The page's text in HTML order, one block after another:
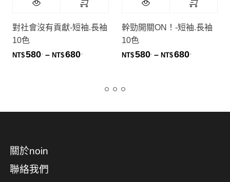
對社會沒有貢獻-短袖.長袖
10色
NT$580 – NT$680價格範圍：NT$580. 到 NT$680.
幹勁開關ON！-短袖.長袖
10色
NT$580 – NT$680
關於noin
聯絡我們